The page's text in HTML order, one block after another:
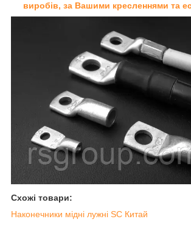
виробів, за Вашими кресленнями та
Схожі товари:
Наконечники мідні лужні SC Китай